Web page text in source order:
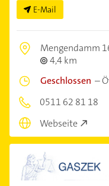
E-Mail
Mengendamm
4,4 km
Geschlossen –
0511 62 81 18
Webseite